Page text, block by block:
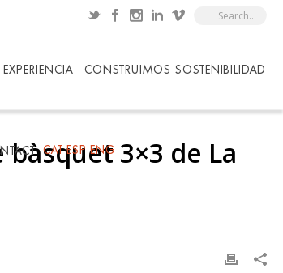
EXPERIENCIA CONSTRUIMOS SOSTENIBILIDAD
CAT ESP ENG
bàsquet 3×3 de La